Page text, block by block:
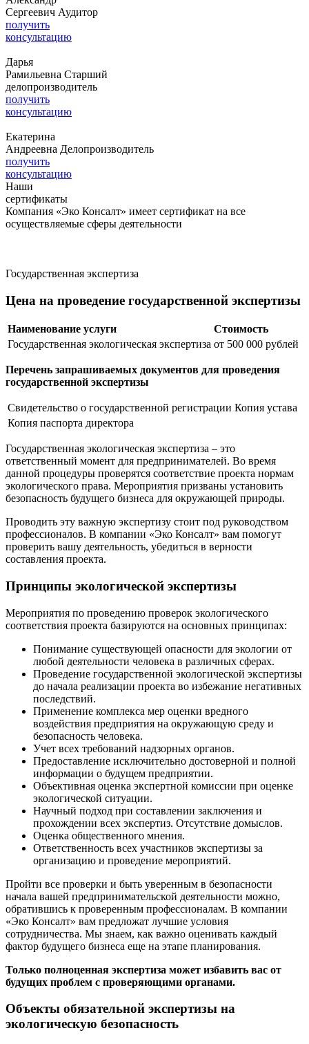
Сергеевич Аудитор
получить
консультацию
Дарья
Рамильевна Старший
делопроизводитель
получить
консультацию
Екатерина
Андреевна Делопроизводитель
получить
консультацию
Наши
сертификаты
Компания «Эко Консалт» имеет сертификат на все
осуществляемые сферы деятельности
Государственная экспертиза
Цена на проведение государственной экспертизы
Наименование услуги
Стоимость
Государственная экологическая экспертиза от 500 000 рублей
Перечень запрашиваемых документов для проведения
государственной экспертизы
Свидетельство о государственной регистрации Копия устава
Копия паспорта директора
Государственная экологическая экспертиза – это
ответственный момент для предпринимателей. Во время
данной процедуры проверятся соответствие проекта нормам
экологического права. Мероприятия призваны установить
безопасность будущего бизнеса для окружающей природы.
Проводить эту важную экспертизу стоит под руководством
профессионалов. В компании «Эко Консалт» вам помогут
проверить вашу деятельность, убедиться в верности
составления проекта.
Принципы экологической экспертизы
Мероприятия по проведению проверок экологического
соответствия проекта базируются на основных принципах:
Понимание существующей опасности для экологии от
любой деятельности человека в различных сферах.
Проведение государственной экологической экспертизы
до начала реализации проекта во избежание негативных
последствий.
Применение комплекса мер оценки вредного
воздействия предприятия на окружающую среду и
безопасность человека.
Учет всех требований надзорных органов.
Предоставление исключительно достоверной и полной
информации о будущем предприятии.
Объективная оценка экспертной комиссии при оценке
экологической ситуации.
Научный подход при составлении заключения и
прохождении всех экспертиз. Отсутствие домыслов.
Оценка общественного мнения.
Ответственность всех участников экспертизы за
организацию и проведение мероприятий.
Пройти все проверки и быть уверенным в безопасности
начала вашей предпринимательской деятельности можно,
обратившись к проверенным профессионалам. В компании
«Эко Консалт» вам предложат лучшие условия
сотрудничества. Мы знаем, как важно оценивать каждый
фактор будущего бизнеса еще на этапе планирования.
Только полноценная экспертиза может избавить вас от
будущих проблем с проверяющими органами.
Объекты обязательной экспертизы на
экологическую безопасность